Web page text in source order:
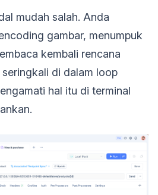
mudah salah. Anda
gambar, menumpuk
kembali rencana
di dalam loop
hal itu di terminal